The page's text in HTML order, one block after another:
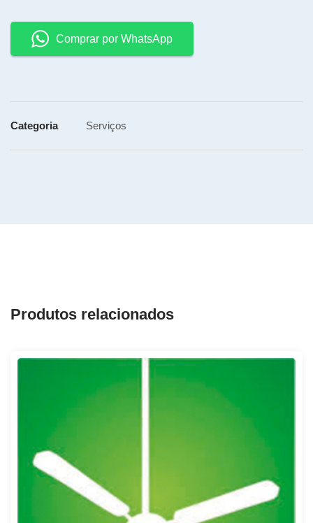
Comprar por WhatsApp
Categoria Serviços
Produtos relacionados